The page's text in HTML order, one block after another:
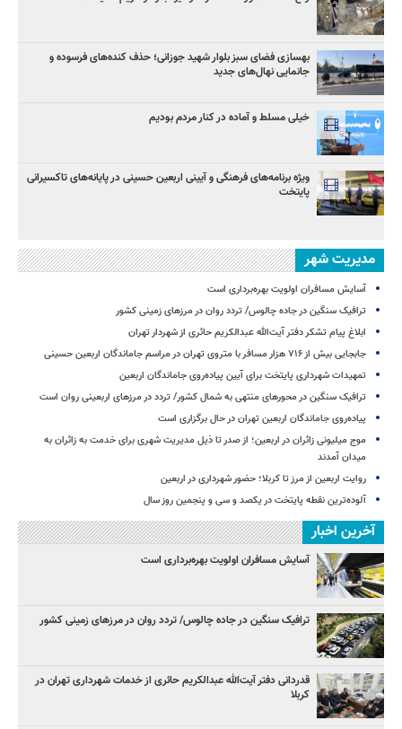
بهسازی فضای سبز بلوار شهید جوزانی؛ حذف کنده‌های فرسوده و
جانمایی نهال‌های جدید
خیلی مسلط و آماده در کنار مردم بودیم
ویژه برنامه‌های فرهنگی و آیینی اربعین حسینی در پایانه‌های تاکسیرانی
پایتخت
مدیریت شهر
آسایش مسافران اولویت بهره‌برداری است
ترافیک سنگین در جاده چالوس/ تردد روان در مرزهای زمینی کشور
ابلاغ پیام تشکر دفتر آیت‌الله عبدالکریم حائری از شهردار تهران
جابجایی بیش از ۷۱۶ هزار مسافر با متروی تهران در مراسم جاماندگان اربعین حسینی
تمهیدات شهرداری پایتخت برای آیین پیاده‌روی جاماندگان اربعین
ترافیک سنگین در محورهای منتهی به شمال کشور/ تردد در مرزهای اربعینی روان است
پیاده‌روی جاماندگان اربعین تهران در حال برگزاری است
موج میلیونی زائران در اربعین؛ از صدر تا ذیل مدیریت شهری برای خدمت به زائران به
میدان آمدند
روایت اربعین از مرز تا کربلا؛ حضور شهرداری در اربعین
آلوده‌ترین نقطه پایتخت در یکصد و سی‌ و پنجمین روز سال
آخرین اخبار
آسایش مسافران اولویت بهره‌برداری است
ترافیک سنگین در جاده چالوس/ تردد روان در مرزهای زمینی کشور
قدردانی دفتر آیت‌الله عبدالکریم حائری از خدمات شهرداری تهران در
کربلا